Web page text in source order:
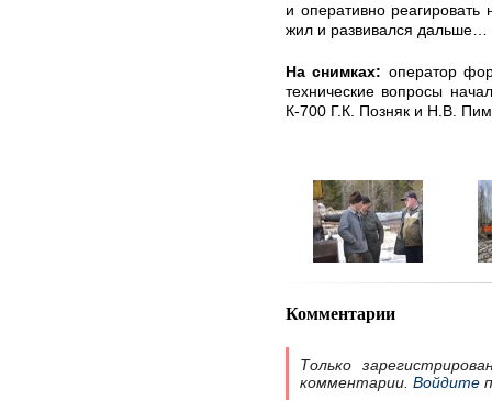
и оперативно
жил и развивался дальше…
На снимках: оператор
технические вопросы
К-700 Г.К. Позняк и Н.В.
Комментарии
Только
комментарии. Войдите